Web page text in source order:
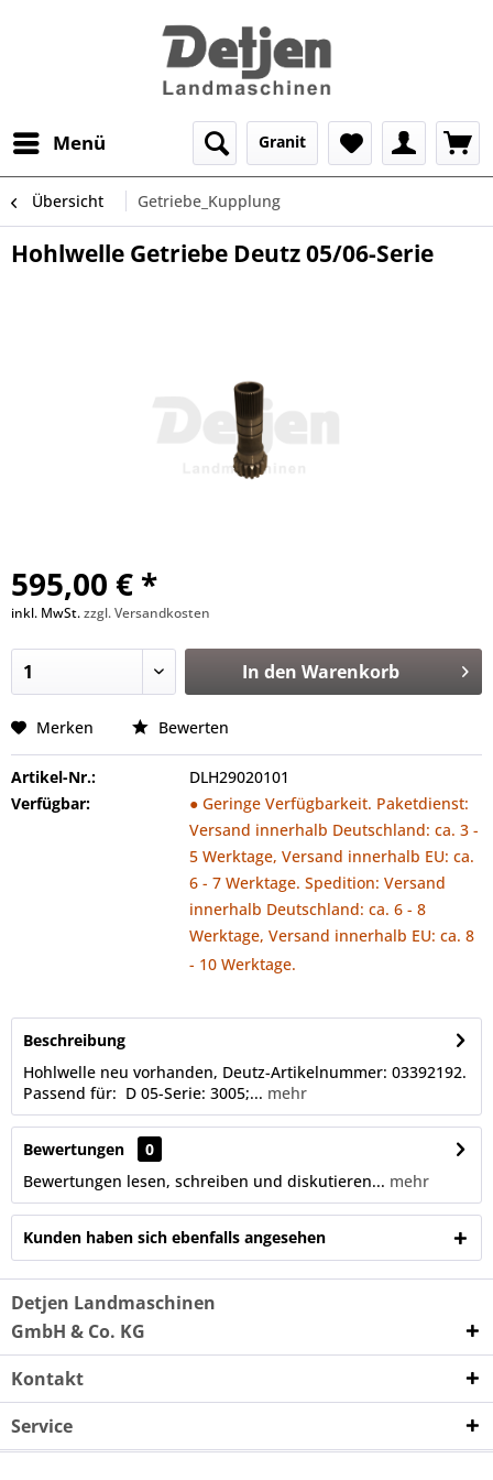
Menü Granit
Übersicht Getriebe_Kupplung
Hohlwelle Getriebe Deutz 05/06-Serie
595,00 € *
inkl. MwSt.zzgl. Versandkosten
In den Warenkorb
Merken Bewerten
Artikel-Nr.:
DLH29020101
Verfügbar:
● Geringe Verfügbarkeit. Paketdienst:
Versand innerhalb Deutschland: ca. 3 -
5 Werktage, Versand innerhalb EU: ca.
6 - 7 Werktage. Spedition: Versand
innerhalb Deutschland: ca. 6 - 8
Werktage, Versand innerhalb EU: ca. 8
- 10 Werktage.
Beschreibung
Hohlwelle neu vorhanden, Deutz-Artikelnummer: 03392192.
Passend für: D 05-Serie: 3005;... mehr
Bewertungen
0
Bewertungen lesen, schreiben und diskutieren... mehr
Kunden haben sich ebenfalls angesehen
Detjen Landmaschinen
GmbH & Co. KG
Kontakt
Service